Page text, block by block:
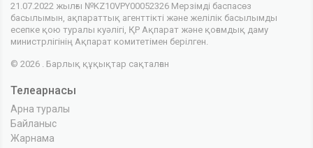
21.07.2022 жылғы №KZ10VPY00052326 Мерзімді баспасөз
басылымын, ақпараттық агенттікті және желілік басылымды
есепке қою туралы куәлігі, ҚР Ақпарат және қоғамдық даму
министрлігінің Ақпарат комитетімен берілген.
© 2026 . Барлық құқықтар сақталған
Телеарнасы
Арна туралы
Байланыс
Жарнама